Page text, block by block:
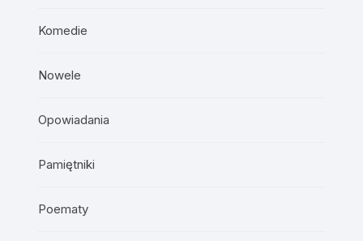
Komedie
Nowele
Opowiadania
Pamiętniki
Poematy